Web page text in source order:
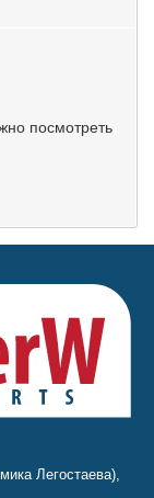
посмотреть
Легостаева),